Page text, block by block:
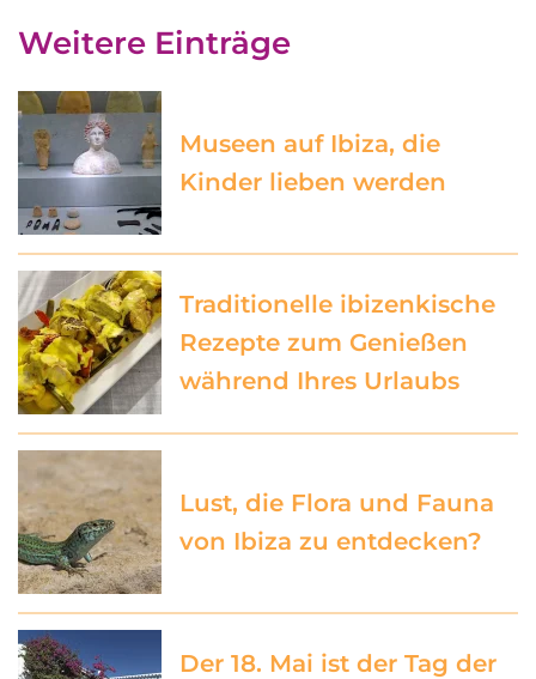
Weitere Einträge
Museen auf Ibiza, die
Kinder lieben werden
Traditionelle ibizenkische
Rezepte zum Genießen
während Ihres Urlaubs
Lust, die Flora und Fauna
von Ibiza zu entdecken?
Der 18. Mai ist der Tag der